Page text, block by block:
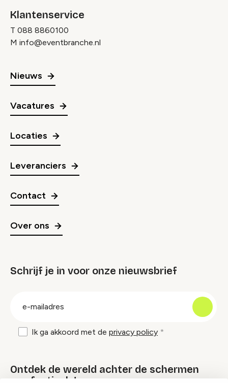
Klantenservice
T 088 8860100
M info@eventbranche.nl
Nieuws
Vacatures
Locaties
Leveranciers
Contact
Over ons
Schrijf je in voor onze nieuwsbrief
Ik ga akkoord met de privacy policy
Ontdek de wereld achter de schermen
van festivals!